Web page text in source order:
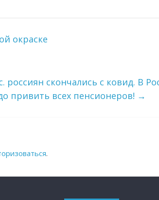
окраске
россиян скончались с ковид. В
привить всех пенсионеров! →
.